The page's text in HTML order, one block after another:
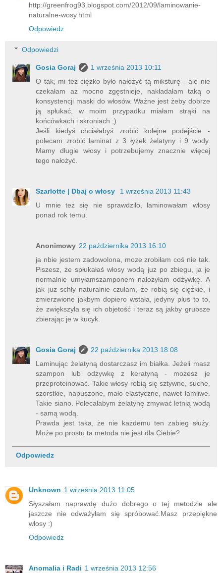
http://greenfrog93.blogspot.com/2012/09/laminowanie-
naturalne-wosy.html
Odpowiedz
Odpowiedzi
Gosia Goraj
1 września 2013 10:11
O tak, mi też ciężko było nałożyć tą miksturę - ale nie
czekałam aż mocno zgęstnieje, nakładałam taką o
konsystencji maski do włosów. Ważne jest żeby dobrze
ją spłukać, w moim przypadku miałam strąki na
końcówkach i skroniach ;)
Jeśli kiedyś chciałabyś zrobić kolejne podejście -
polecam zrobić laminat z 3 łyżek żelatyny i 9 wody.
Mamy długie włosy i potrzebujemy znacznie więcej
tego nałożyć.
Szarlotte | Dbaj o włosy
1 września 2013 11:43
U mnie też się nie sprawdziło, laminowałam włosy
ponad rok temu.
Anonimowy 22 października 2013 16:10
ja nbie jestem zadowolona, moze zrobiłam coś nie tak.
Piszesz, że spłukałaś włosy wodą juz po zbiegu, ja je
normalnie umyłamszamponem nałożyłam odżywkę. A
jak juz schły naturalnie czułam, że robią się ciężkie, i
zmierzwione jakbym dopiero wstała, jedyny plus to to,
że zwiększyła się ich objetość i teraz są jakby grubsze
zbierając je w kucyk.
Gosia Goraj
22 października 2013 18:08
Laminując żelatyną dostarczasz im białka. Jeżeli masz
szampon lub odżywkę z keratyną - możesz je
przeproteinować. Takie włosy robią się sztywne, suche,
szorstkie, napuszone, mało elastyczne, nawet łamliwe.
Takie siano. Polecałabym żelatynę zmywać letnią wodą
- samą wodą.
Prawda jest taka, że nie każdemu ten zabieg służy.
Może po prostu ta metoda nie jest dla Ciebie?
Odpowiedz
Unknown 1 września 2013 11:05
Słyszałam naprawdę dużo dobrego o tej metodzie ale
jaszcze nie odważyłam się spróbować.Masz przepiękne
włosy :)
Odpowiedz
Anomalia i Radi 1 września 2013 12:56